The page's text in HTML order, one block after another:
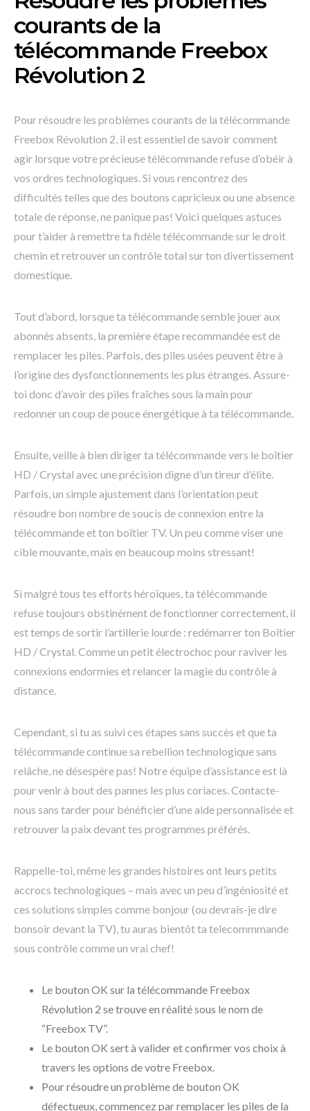
courants de la
télécommande Freebox
Révolution 2
Pour résoudre les problèmes courants de la télécommande
Freebox Révolution 2, il est essentiel de savoir comment
agir lorsque votre précieuse télécommande refuse d’obéir à
vos ordres technologiques. Si vous rencontrez des
difficultés telles que des boutons capricieux ou une absence
totale de réponse, ne panique pas! Voici quelques astuces
pour t’aider à remettre ta fidèle télécommande sur le droit
chemin et retrouver un contrôle total sur ton divertissement
domestique.
Tout d’abord, lorsque ta télécommande semble jouer aux
abonnés absents, la première étape recommandée est de
remplacer les piles. Parfois, des piles usées peuvent être à
l’origine des dysfonctionnements les plus étranges. Assure-
toi donc d’avoir des piles fraîches sous la main pour
redonner un coup de pouce énergétique à ta télécommande.
Ensuite, veille à bien diriger ta télécommande vers le boîtier
HD / Crystal avec une précision digne d’un tireur d’élite.
Parfois, un simple ajustement dans l’orientation peut
résoudre bon nombre de soucis de connexion entre la
télécommande et ton boîtier TV. Un peu comme viser une
cible mouvante, mais en beaucoup moins stressant!
Si malgré tous tes efforts héroïques, ta télécommande
refuse toujours obstinément de fonctionner correctement, il
est temps de sortir l’artillerie lourde : redémarrer ton Boîtier
HD / Crystal. Comme un petit électrochoc pour raviver les
connexions endormies et relancer la magie du contrôle à
distance.
Cependant, si tu as suivi ces étapes sans succès et que ta
télécommande continue sa rebellion technologique sans
relâche, ne désespère pas! Notre équipe d’assistance est là
pour venir à bout des pannes les plus coriaces. Contacte-
nous sans tarder pour bénéficier d’une aide personnalisée et
retrouver la paix devant tes programmes préférés.
Rappelle-toi, même les grandes histoires ont leurs petits
accrocs technologiques – mais avec un peu d’ingéniosité et
ces solutions simples comme bonjour (ou devrais-je dire
bonsoir devant la TV), tu auras bientôt ta telecommmande
sous contrôle comme un vrai chef!
Le bouton OK sur la télécommande Freebox
Révolution 2 se trouve en réalité sous le nom de
“Freebox TV”.
Le bouton OK sert à valider et confirmer vos choix à
travers les options de votre Freebox.
Pour résoudre un problème de bouton OK
défectueux, commencez par remplacer les piles de la